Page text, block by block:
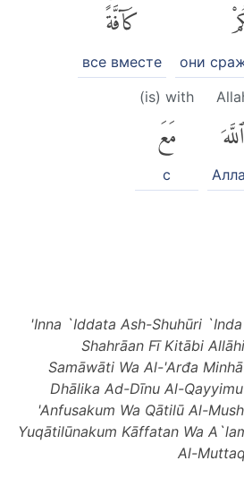
они
كَآفَّةًۚ
все вместе
ٱللَّهَ
(is) with
مَعَ
с
'Inna `Iddata Ash-Shuhūri
Shahrāan Fī Kitābi
Samāwāti Wa Al-'Arđa
Dhālika Ad-Dīnu Al-
'Anfusakum Wa Qātilū Al-
Yuqātilūnakum Kāffatan Wa
Al-